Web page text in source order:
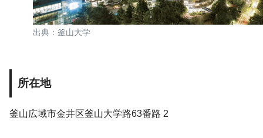
出典：釜山大学
所在地
釜山広域市金井区釜山大学路63番路 2